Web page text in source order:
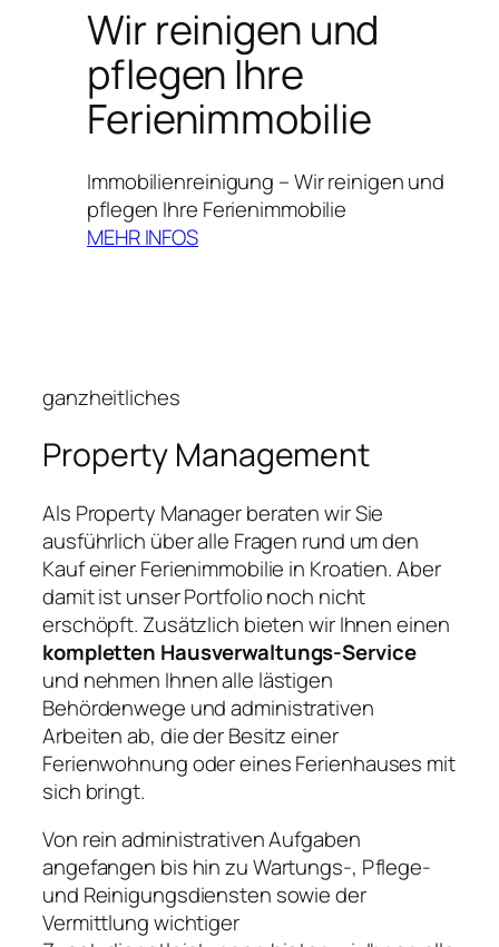
Wir reinigen und
pflegen Ihre
Ferienimmobilie
Immobilienreinigung – Wir reinigen und
pflegen Ihre Ferienimmobilie
MEHR INFOS
ganzheitliches
Property Management
Als Property Manager beraten wir Sie
ausführlich über alle Fragen rund um den
Kauf einer Ferienimmobilie in Kroatien. Aber
damit ist unser Portfolio noch nicht
erschöpft. Zusätzlich bieten wir Ihnen einen
kompletten Hausverwaltungs-Service
und nehmen Ihnen alle lästigen
Behördenwege und administrativen
Arbeiten ab, die der Besitz einer
Ferienwohnung oder eines Ferienhauses mit
sich bringt.
Von rein administrativen Aufgaben
angefangen bis hin zu Wartungs-, Pflege-
und Reinigungsdiensten sowie der
Vermittlung wichtiger